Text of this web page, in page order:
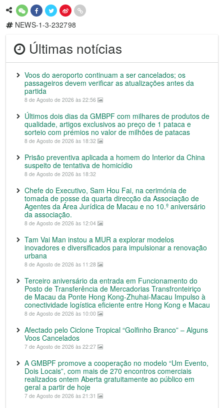
NEWS-1-3-232798
Últimas notícias
Voos do aeroporto continuam a ser cancelados; os
passageiros devem verificar as atualizações antes da
partida
8 de Agosto de 2026 às 22:56
Últimos dois dias da GMBPF com milhares de produtos de
qualidade, artigos exclusivos ao preço de 1 pataca e
sorteio com prémios no valor de milhões de patacas
8 de Agosto de 2026 às 18:32
Prisão preventiva aplicada a homem do Interior da China
suspeito de tentativa de homicídio
8 de Agosto de 2026 às 18:32
Chefe do Executivo, Sam Hou Fai, na cerimónia de
tomada de posse da quarta direcção da Associação de
Agentes da Área Jurídica de Macau e no 10.º aniversário
da associação.
8 de Agosto de 2026 às 12:04
Tam Vai Man instou a MUR a explorar modelos
inovadores e diversificados para impulsionar a renovação
urbana
8 de Agosto de 2026 às 11:28
Terceiro aniversário da entrada em Funcionamento do
Posto de Transferência de Mercadorias Transfronteiriço
de Macau da Ponte Hong Kong-Zhuhai-Macau Impulso à
conectividade logística eficiente entre Hong Kong e Macau
8 de Agosto de 2026 às 10:00
Afectado pelo Ciclone Tropical “Golfinho Branco” – Alguns
Voos Cancelados
7 de Agosto de 2026 às 22:27
A GMBPF promove a cooperação no modelo “Um Evento,
Dois Locais”, com mais de 270 encontros comerciais
realizados ontem Aberta gratuitamente ao público em
geral a partir de hoje
7 de Agosto de 2026 às 21:31